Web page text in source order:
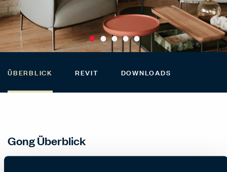
ÜBERBLICK REVIT DOWNLOADS
Gong Überblick